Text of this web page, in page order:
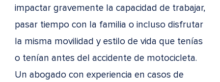
impactar gravemente la capacidad de trabajar,
pasar tiempo con la familia o incluso disfrutar
la misma movilidad y estilo de vida que tenías
o tenían antes del accidente de motocicleta.
Un abogado con experiencia en casos de